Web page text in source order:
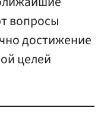
вопросы
достижение
целей